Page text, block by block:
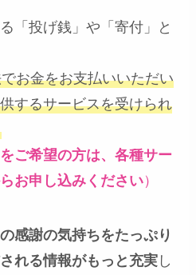
「投げ銭」や「寄付」と
お金をお支払いいただい
するサービスを受けられ
ご希望の方は、各種サー
お申し込みください）
感謝の気持ちをたっぷり
れる情報がもっと充実 し